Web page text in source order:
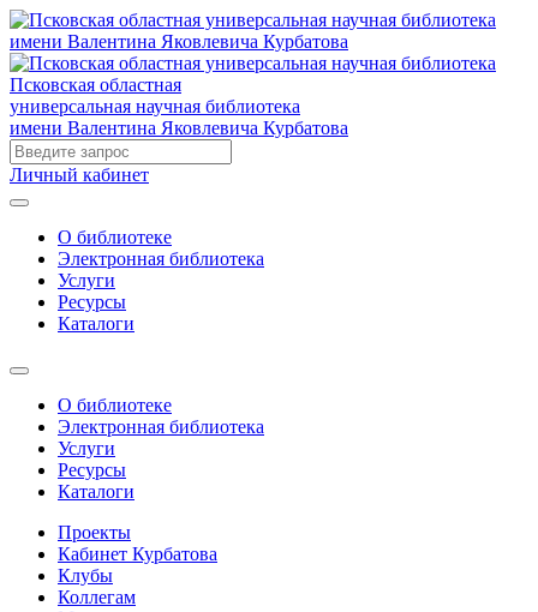
Псковская областная
универсальная научная библиотека
имени Валентина Яковлевича Курбатова
Личный кабинет
О библиотеке
Электронная библиотека
Услуги
Ресурсы
Каталоги
О библиотеке
Электронная библиотека
Услуги
Ресурсы
Каталоги
Проекты
Кабинет Курбатова
Клубы
Коллегам